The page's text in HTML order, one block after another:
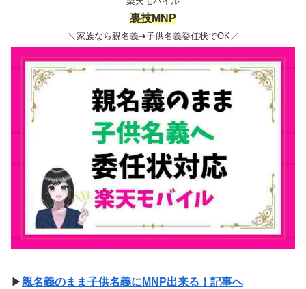
裏技MNP
＼家族なら親名義➔子供名義委任状でOK／
▶親名義のまま子供名義にMNP出来る！記事へ